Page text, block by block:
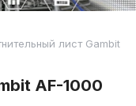
лист Gambit
AF-1000